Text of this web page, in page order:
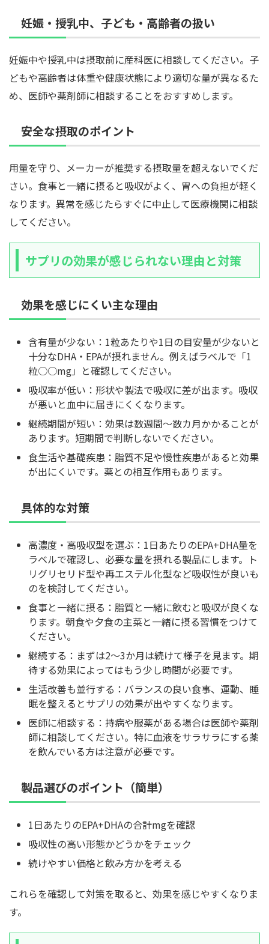
妊娠・授乳中、子ども・高齢者の扱い
妊娠中や授乳中は摂取前に産科医に相談してください。子
どもや高齢者は体重や健康状態により適切な量が異なるた
め、医師や薬剤師に相談することをおすすめします。
安全な摂取のポイント
用量を守り、メーカーが推奨する摂取量を超えないでくだ
さい。食事と一緒に摂ると吸収がよく、胃への負担が軽く
なります。異常を感じたらすぐに中止して医療機関に相談
してください。
サプリの効果が感じられない理由と対策
効果を感じにくい主な理由
含有量が少ない：1粒あたりや1日の目安量が少ないと
十分なDHA・EPAが摂れません。例えばラベルで「1
粒○○mg」と確認してください。
吸収率が低い：形状や製法で吸収に差が出ます。吸収
が悪いと血中に届きにくくなります。
継続期間が短い：効果は数週間〜数カ月かかることが
あります。短期間で判断しないでください。
食生活や基礎疾患：脂質不足や慢性疾患があると効果
が出にくいです。薬との相互作用もあります。
具体的な対策
高濃度・高吸収型を選ぶ：1日あたりのEPA+DHA量を
ラベルで確認し、必要な量を摂れる製品にします。ト
リグリセリド型や再エステル化型など吸収性が良いも
のを検討してください。
食事と一緒に摂る：脂質と一緒に飲むと吸収が良くな
ります。朝食や夕食の主菜と一緒に摂る習慣をつけて
ください。
継続する：まずは2〜3か月は続けて様子を見ます。期
待する効果によってはもう少し時間が必要です。
生活改善も並行する：バランスの良い食事、運動、睡
眠を整えるとサプリの効果が出やすくなります。
医師に相談する：持病や服薬がある場合は医師や薬剤
師に相談してください。特に血液をサラサラにする薬
を飲んでいる方は注意が必要です。
製品選びのポイント（簡単）
1日あたりのEPA+DHAの合計mgを確認
吸収性の高い形態かどうかをチェック
続けやすい価格と飲み方かを考える
これらを確認して対策を取ると、効果を感じやすくなりま
す。